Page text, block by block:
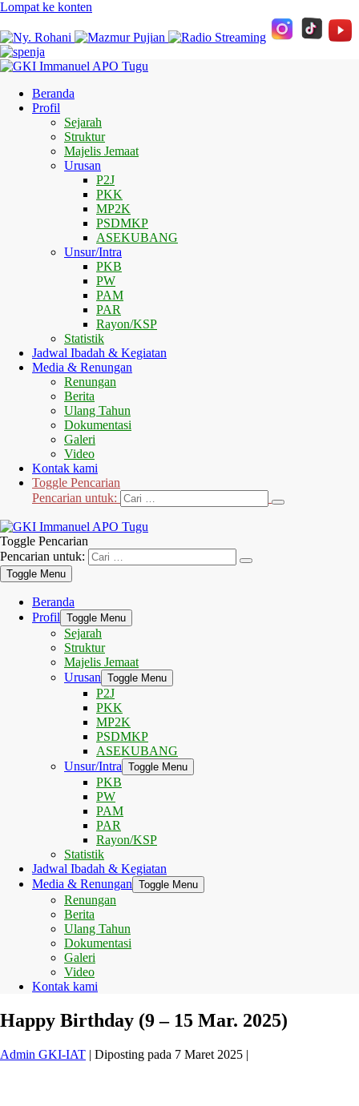
Lompat ke konten
Beranda
Profil
Sejarah
Struktur
Majelis Jemaat
Urusan
P2J
PKK
MP2K
PSDMKP
ASEKUBANG
Unsur/Intra
PKB
PW
PAM
PAR
Rayon/KSP
Statistik
Jadwal Ibadah & Kegiatan
Media & Renungan
Renungan
Berita
Ulang Tahun
Dokumentasi
Galeri
Video
Kontak kami
Toggle Pencarian
Pencarian untuk:
Toggle Pencarian
Pencarian untuk:
Toggle Menu
Beranda
Profil Toggle Menu
Sejarah
Struktur
Majelis Jemaat
Urusan Toggle Menu
P2J
PKK
MP2K
PSDMKP
ASEKUBANG
Unsur/Intra Toggle Menu
PKB
PW
PAM
PAR
Rayon/KSP
Statistik
Jadwal Ibadah & Kegiatan
Media & Renungan Toggle Menu
Renungan
Berita
Ulang Tahun
Dokumentasi
Galeri
Video
Kontak kami
Happy Birthday (9 – 15 Mar. 2025)
Admin GKI-IAT | Diposting pada 7 Maret 2025 |